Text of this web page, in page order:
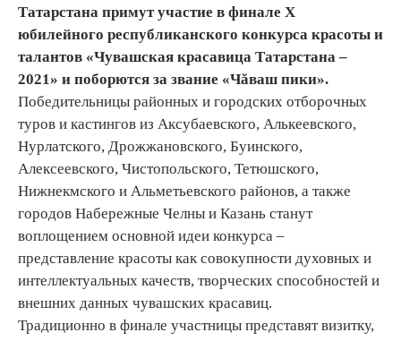
Татарстана примут участие в финале Х
юбилейного республиканского конкурса красоты и
талантов «Чувашская красавица Татарстана –
2021» и поборются за звание «Чăваш пики».
Победительницы районных и городских отборочных
туров и кастингов из Аксубаевского, Алькеевского,
Нурлатского, Дрожжановского, Буинского,
Алексеевского, Чистопольского, Тетюшского,
Нижнекмского и Альметьевского районов, а также
городов Набережные Челны и Казань станут
воплощением основной идеи конкурса –
представление красоты как совокупности духовных и
интеллектуальных качеств, творческих способностей и
внешних данных чувашских красавиц.
Традиционно в финале участницы представят визитку,